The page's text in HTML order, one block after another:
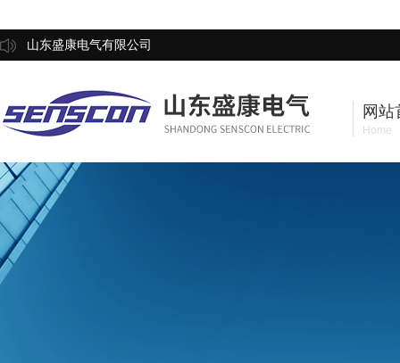
山东盛康电气有限公司
网站
Home